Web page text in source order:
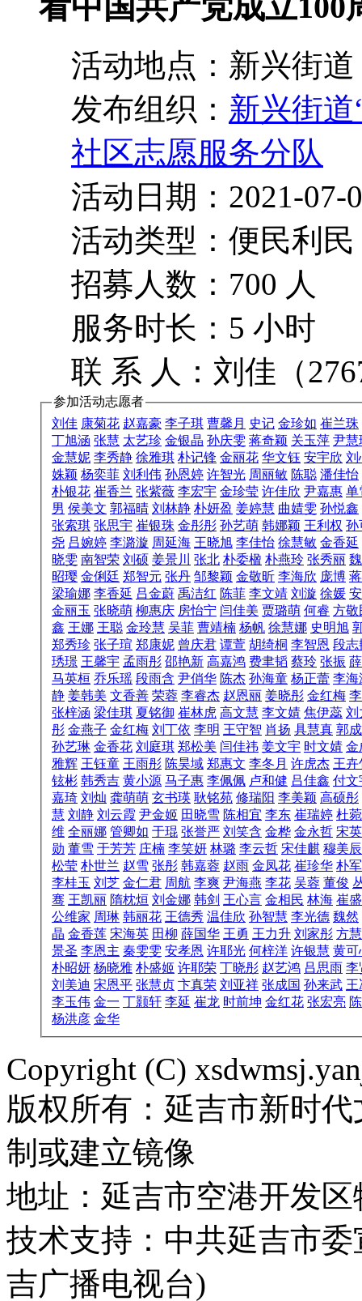
活动地点：新兴街
发布组织： 新兴街
社区志愿服务分队
活动日期：2021-07-
活动类型：便民利
招募人数：700 人
服务时长：5 小时
联 系 人：刘佳（
参加活动志愿者
刘佳 康菊花 赵嘉豪 李子琪 曹馨月 史记 金珍如 崔兰珠
丁旭涵 张慧 太艺珍 金银晶 孙庆雯 蒋奇颖 关玉萍 尹慧
金慧妮 李秀静 徐雅琪 朴记锋 金丽花 华文钰 安宇欣 刘
姝颖 杨奕菲 刘利伟 孙恩婷 许智光 周丽敏 陈聪 潘佳怡
朴银花 崔香兰 张紫薇 李宏宇 金珍莹 许佳欣 尹嘉惠 单
男 侯美文 郭福晴 刘林静 朴妍盈 姜婷慧 曲婧雯 孙悦鑫
张索琪 张思宇 崔银珠 金彤彤 孙艺萌 韩娜颖 王利权 孙
尧 吕婉婷 李潞漩 周延海 王晓旭 李佳怡 徐慧敏 金香延
晓雯 南智荣 刘硕 姜景川 张北 朴委楹 朴燕玲 张秀丽
昭璎 金俐廷 郑智元 张丹 邹黎颖 金敬昕 李海欣 庞博
梁瑜娜 李香延 吕金蔚 禹洁红 陈菲 李文靖 刘漩 徐媛
金丽玉 张晓萌 柳惠庆 房怡宁 闫佳美 贾璐萌 何睿 方敬
鑫 王娜 王聪 金玲慧 吴菲 曹靖楠 杨帆 徐慧娜 史明旭
郑秀珍 张子瑄 郑康妮 曾庆君 谭萱 胡绮桐 李智恩 段志
琇璟 王馨宇 孟雨彤 邵艳新 高嘉鸿 费聿韬 蔡玲 张振
马英桓 乔乐瑶 段雨含 尹俏华 陈杰 孙海童 杨正蕾 李海
静 姜韩美 文香善 荣蓉 李睿杰 赵恩丽 姜晓彤 金红梅
张梓涵 梁佳琪 夏铭御 崔林虎 高文慧 李文婧 焦伊蕊 刘
彤 金燕子 金红梅 刘丁依 李明 王守智 肖扬 具慧真 郭
孙艺琳 金香花 刘庭琪 郑松美 闫佳祎 姜文宇 时文婧 金
雅辉 王钰童 王雨彤 陈昊域 郑惠文 李冬月 许虎杰 王卉
铉彬 韩秀吉 黄小源 马子惠 李佩佩 卢和健 吕佳鑫 付文
嘉琦 刘灿 龚萌萌 玄书瑛 耿铭苑 修瑞阳 李美颖 高硕彤
慧 刘静 刘云霞 尹金姬 田晓雪 陈相宜 李东 崔瑞婷 杜
维 全丽娜 管卿如 于琨 张誉严 刘笑含 金桦 金永哲 宋
勋 董雪 于芳芳 庄楠 李笑妍 林璐 李云哲 宋佳麒 穆美辰
松莹 朴世兰 赵雪 张彤 韩嘉蓉 赵雨 金凤花 崔珍华 朴
李桂玉 刘芝 金仁君 周航 李爽 尹海燕 李花 吴蓉 董俊
骞 王凯丽 隋枕烜 刘金娜 韩剑 王心言 金相民 林海 崔
公维家 周琳 韩丽花 王德秀 温佳欣 孙智慧 李光德 魏然
晶 金香莲 宋海英 田柳 薛国华 王勇 王力升 刘家彤 方
景圣 李恩主 秦雯雯 安孝恩 许耶光 何梓洋 许银慧 黄可
朴昭妍 杨晓雅 朴盛姬 许耶荣 丁晓彤 赵艺鸿 吕思雨 李
刘美迪 宋恩平 张慧贞 卞真荣 刘亚祥 张成国 孙来武 王
李玉伟 金一 丁颢轩 李延 崔龙 时前坤 金红花 张宏亮
杨洪彦 金华
Copyright (C)
版权所有：延吉市新时
制或建立镜像
地址：延吉市空港开发
技术支持：中共延吉市
吉广播电视台)